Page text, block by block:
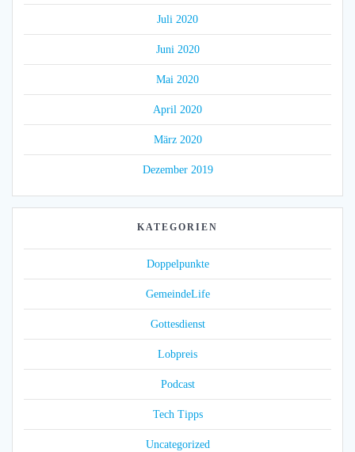
Juli 2020
Juni 2020
Mai 2020
April 2020
März 2020
Dezember 2019
KATEGORIEN
Doppelpunkte
GemeindeLife
Gottesdienst
Lobpreis
Podcast
Tech Tipps
Uncategorized